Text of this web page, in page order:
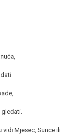
vidi Mjesec, Sunce ili